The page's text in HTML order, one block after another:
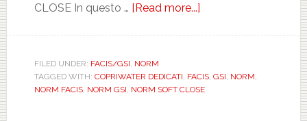
CLOSE In questo … [Read more...]
DEDICATO.
UREA.
FILED UNDER: FACIS/GSI, NORM
TAGGED WITH: COPRIWATER DEDICATI, FACIS, GSI, NORM,
NORM FACIS, NORM GSI, NORM SOFT CLOSE